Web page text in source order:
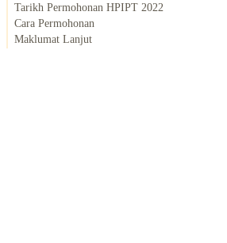
Tarikh Permohonan HPIPT 2022
Cara Permohonan
Maklumat Lanjut